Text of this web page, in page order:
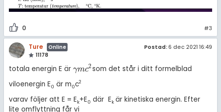
0 #3
Ture
Online
11178
Postad: 6 dec 2021 16:49
totala energin E är γmc2
γmc2som det står i ditt formelblad
viloenergin E0 är m0c2
varav följer att E = Ek+E0 där Ek är kinetiska energin. Efter
lite omflyttning får vi